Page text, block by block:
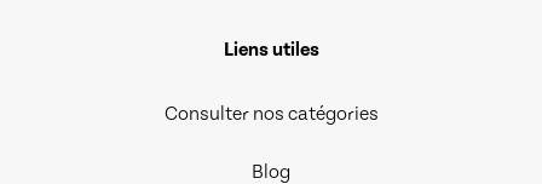
Liens utiles
Consulter nos catégories
Blog